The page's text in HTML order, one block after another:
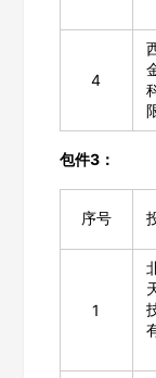
4
包件3：
序号
1
公司名称
请选择省市